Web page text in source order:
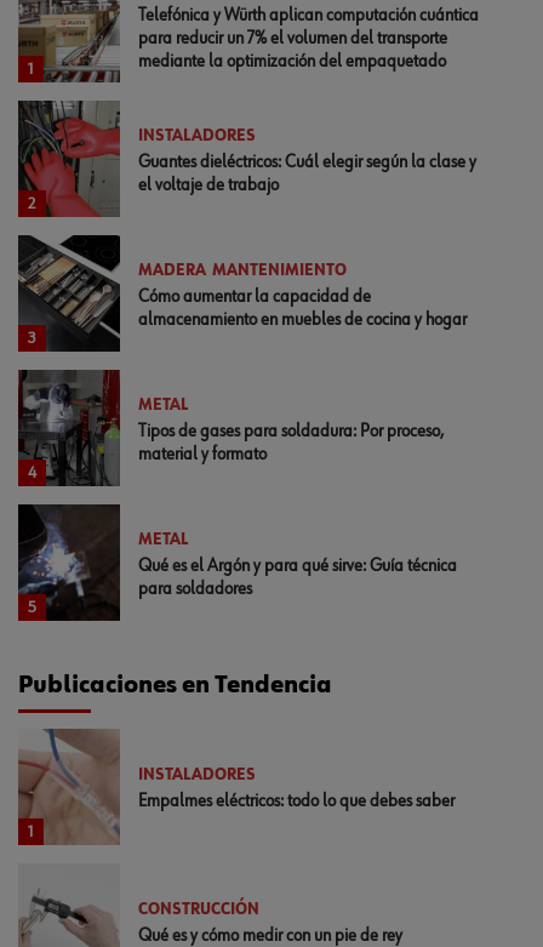
1
Telefónica y Würth aplican computación cuántica
para reducir un 7% el volumen del transporte
mediante la optimización del empaquetado
2
INSTALADORES
Guantes dieléctricos: Cuál elegir según la clase y
el voltaje de trabajo
3
MADERA MANTENIMIENTO
Cómo aumentar la capacidad de
almacenamiento en muebles de cocina y hogar
4
METAL
Tipos de gases para soldadura: Por proceso,
material y formato
5
METAL
Qué es el Argón y para qué sirve: Guía técnica
para soldadores
Publicaciones en Tendencia
1
INSTALADORES
Empalmes eléctricos: todo lo que debes saber
CONSTRUCCIÓN
Qué es y cómo medir con un pie de rey